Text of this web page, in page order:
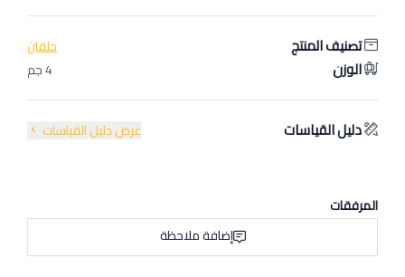
تصنيف المنتج حلقان
الوزن 4 جم
دليل القياسات عرض دليل القياسات
المرفقات
إضافة ملاحظة